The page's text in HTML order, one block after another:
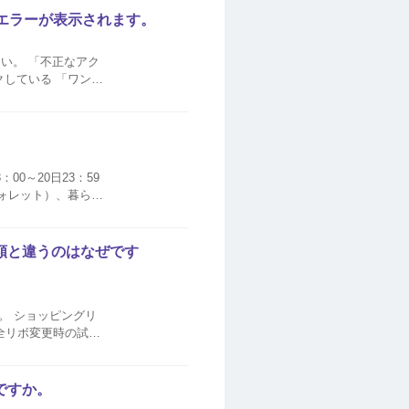
ーが表示されます。
00～20日23：59
レット）、暮らし
と違うのはなぜです
ショッピングリ
リボ変更時の試算
か。